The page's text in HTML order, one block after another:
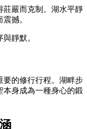
莊嚴而克制。湖水平靜
撼。
靜默。
要的修行行程。湖畔步
身成為一種身心的鍛